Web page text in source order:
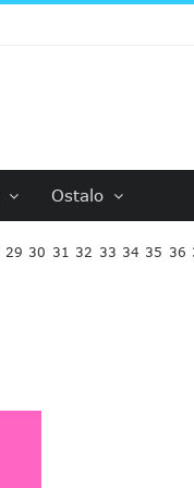
Ostalo
29 30 31 32 33 34 35 36